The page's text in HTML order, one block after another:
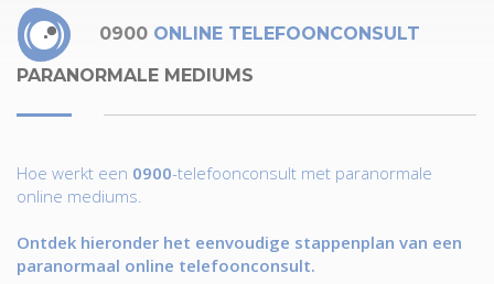
0900 ONLINE TELEFOONCONSULT
PARANORMALE MEDIUMS
Hoe werkt een 0900-telefoonconsult met paranormale
online mediums.
Ontdek hieronder het eenvoudige stappenplan van een
paranormaal online telefoonconsult.